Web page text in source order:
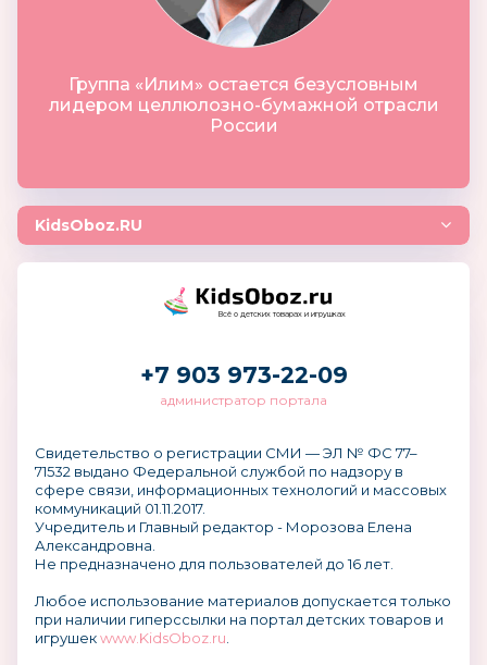
Группа «Илим» остается безусловным
лидером целлюлозно-бумажной отрасли
России
KidsOboz.RU
Всё о детских товарах и игрушках
+7 903 973-22-09
администратор портала
Свидетельство о регистрации СМИ — ЭЛ № ФС 77–
71532 выдано Федеральной службой по надзору в
сфере связи, информационных технологий и массовых
коммуникаций 01.11.2017.
Учредитель и Главный редактор - Морозова Елена
Александровна.
Не предназначено для пользователей до 16 лет.
Любое использование материалов допускается только
при наличии гиперссылки на портал детских товаров и
игрушекwww.KidsOboz.ru